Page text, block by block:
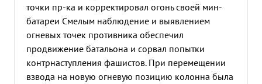
точки пр-ка и корректировал огонь своей мин-
батареи Смелым наблюдение и выявлением
огневых точек противника обеспечил
продвижение батальона и сорвал попытки
контрнаступления фашистов. При перемещении
взвода на новую огневую позицию колонна была